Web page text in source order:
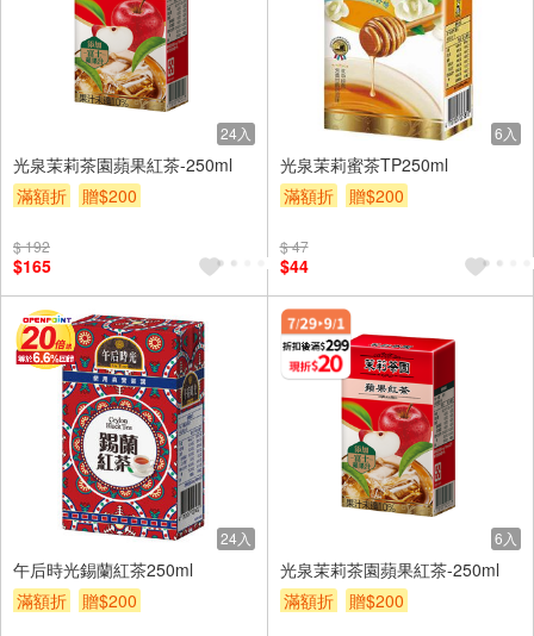
24入
光泉茉莉茶園蘋果紅茶-250ml
滿額折
贈$200
$ 192
$165
6入
光泉茉莉蜜茶TP250ml
滿額折
贈$200
$ 47
$44
24入
午后時光錫蘭紅茶250ml
滿額折
贈$200
6入
光泉茉莉茶園蘋果紅茶-250ml
滿額折
贈$200